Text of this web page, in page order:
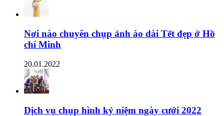
Nơi nào chuyên chụp ảnh áo dài Tết đẹp ở Hồ
chí Minh
20.01.2022
Dịch vụ chụp hình kỷ niệm ngày cưới 2022